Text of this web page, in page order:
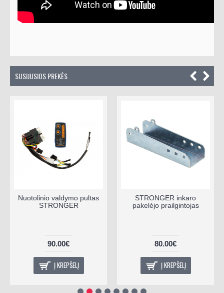
SUSIJUSIOS PREKĖS
Nuotolinio valdymo pultas
STRONGER
90.00€
Į KREPŠELĮ
STRONGER inkaro
pakelėjo prailgintojas
80.00€
Į KREPŠELĮ